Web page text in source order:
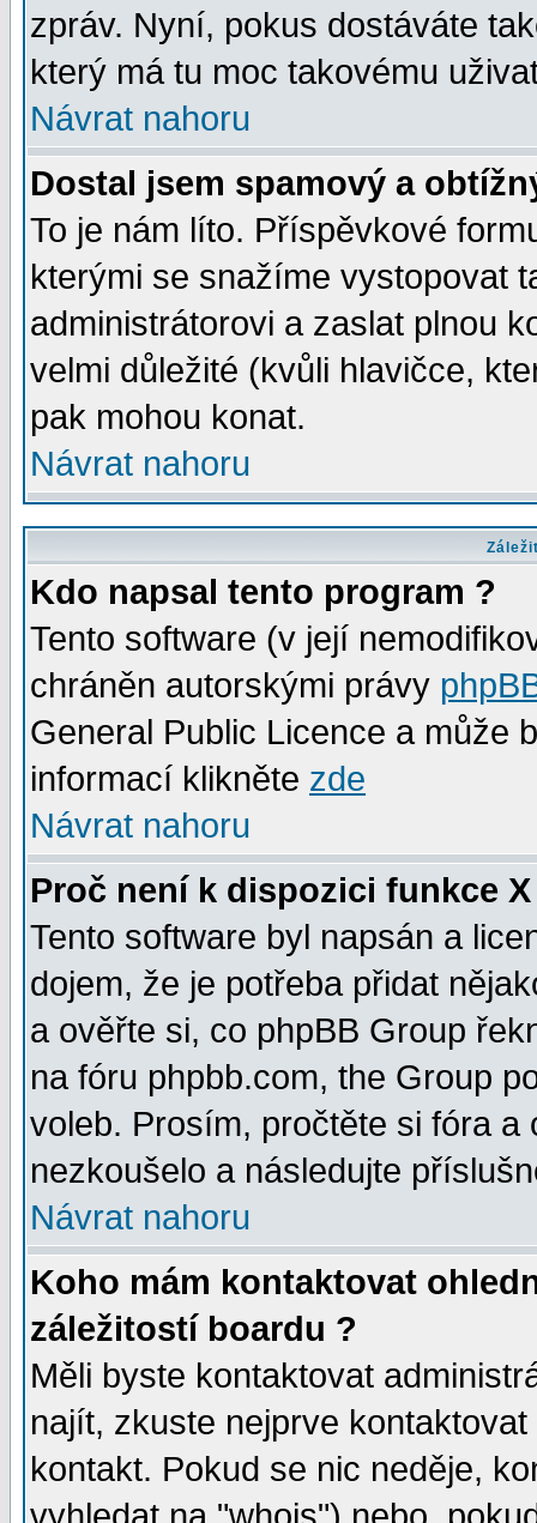
zpráv. Nyní, pokus dostáváte
který má tu moc takovému
Návrat nahoru
Dostal jsem spamový a
To je nám líto. Příspěvkové
kterými se snažíme vystopovat
administrátorovi a zaslat plnou
velmi důležité (kvůli hlavičce,
pak mohou konat.
Návrat nahoru
Kdo napsal tento program ?
Tento software (v její
chráněn autorskými právy
General Public Licence a může
informací klikněte zde
Návrat nahoru
Proč není k dispozici funkce
Tento software byl napsán a
dojem, že je potřeba přidat
a ověřte si, co phpBB Group
na fóru phpbb.com, the Group
voleb. Prosím, pročtěte si fóra
nezkoušelo a následujte
Návrat nahoru
Koho mám kontaktovat
záležitostí boardu ?
Měli byste kontaktovat
najít, zkuste nejprve
kontakt. Pokud se nic neděje,